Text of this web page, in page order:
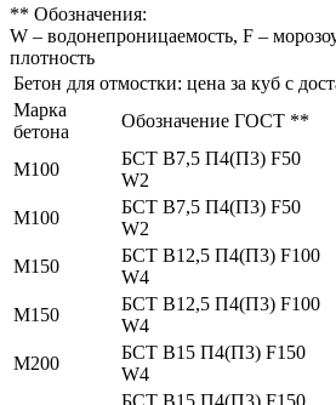
** Обозначения:
W – водонепроницаемость, F –
плотность
Бетон для отмостки: цена за куб с
Марка
бетона
Обозначение ГОСТ **
М100
БСТ В7,5 П4(П3) F50
W2
М100
БСТ В7,5 П4(П3) F50
W2
М150
БСТ В12,5 П4(П3) F100
W4
М150
БСТ В12,5 П4(П3) F100
W4
М200
БСТ В15 П4(П3) F150
W4
БСТ В15 П4(П3) F150